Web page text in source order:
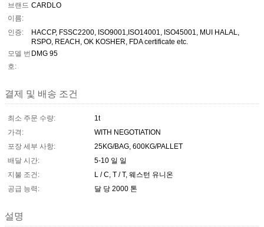
브랜드
이름:
CARDLO
인증:
HACCP, FSSC2200, ISO9001,ISO14001, ISO45001, MUI HALAL,
RSPO, REACH, OK KOSHER, FDA certificate etc.
모델 번
호:
DMG 95
결제 및 배송 조건
최소 주문 수량:
1t
가격:
WITH NEGOTIATION
포장 세부 사항:
25KG/BAG, 600KG/PALLET
배달 시간:
5-10 일 일
지불 조건:
L / C, T / T, 웨스턴 유니온
공급 능력:
달 당 2000 톤
설명